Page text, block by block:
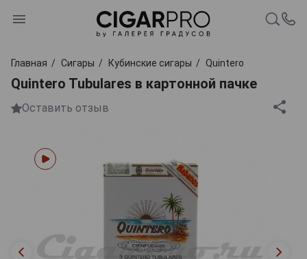
Главная Сигары Кубинские сигары Quintero
Quintero Tubulares в картонной пачке
Оставить отзыв